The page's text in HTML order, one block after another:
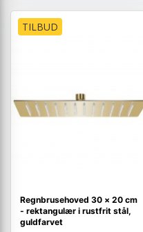
TILBUD
Regnbrusehoved 30 × 20 cm
- rektangulær i rustfrit stål,
guldfarvet